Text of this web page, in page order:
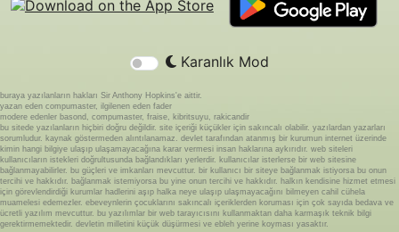
Karanlık Mod
buraya yazılanların hakları Sir Anthony Hopkins'e aittir.
yazan eden compumaster, ilgilenen eden fader
modere edenler basond, compumaster, fraise, kibritsuyu, rakicandir
bu sitede yazılanların hiçbiri doğru değildir. site içeriği küçükler için sakıncalı olabilir. yazılardan yazarları
sorumludur. kaynak göstermeden alıntılanamaz. devlet tarafından atanmış bir kurumun internet üzerinde
kimin hangi bilgiye ulaşıp ulaşamayacağına karar vermesi insan haklarına aykırıdır. web siteleri
kullanıcıların istekleri doğrultusunda bağlandıkları yerlerdir. kullanıcılar isterlerse bir web sitesine
bağlanmayabilirler. bu güçleri ve imkanları mevcuttur. bir kullanıcı bir siteye bağlanmak istiyorsa bu onun
tercihi ve hakkıdır. bağlanmak istemiyorsa bu yine onun tercihi ve hakkıdır. halkın kendisine hizmet etmesi
için görevlendirdiği kurumlar hadlerini aşıp halka neye ulaşıp ulaşmayacağını bilmeyen cahil cühela
muamelesi edemezler. ebeveynlerin çocuklarını sakıncalı içeriklerden koruması için çok sayıda bedava ve
ücretli yazılım mevcuttur. bu yazılımlar bir web tarayıcısını kullanmaktan daha karmaşık teknik bilgi
gerektirmemektedir. devletin milletini küçük düşürmesi ve ebleh yerine koyması yasaktır.